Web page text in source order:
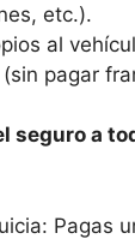
etc.).
al
pagar
seguro a
Pagas